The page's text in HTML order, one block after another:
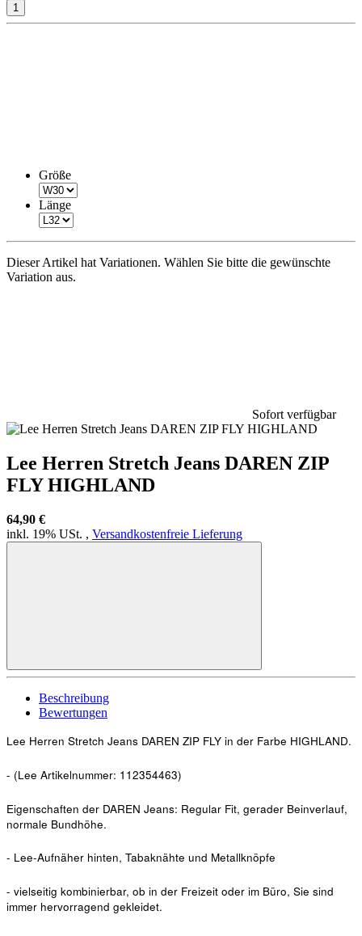
Größe
Länge
Dieser Artikel hat Variationen. Wählen Sie bitte die gewünschte
Variation aus.
Sofort verfügbar
Lee Herren Stretch Jeans DAREN ZIP
FLY HIGHLAND
64,90 €
inkl. 19% USt. , Versandkostenfreie Lieferung
Beschreibung
Bewertungen
Lee Herren Stretch Jeans DAREN ZIP FLY in der Farbe HIGHLAND.
- (Lee Artikelnummer: 112354463)
Eigenschaften der DAREN Jeans: Regular Fit, gerader Beinverlauf,
normale Bundhöhe.
- Lee-Aufnäher hinten, Tabaknähte und Metallknöpfe
- vielseitig kombinierbar, ob in der Freizeit oder im Büro, Sie sind
immer hervorragend gekleidet.